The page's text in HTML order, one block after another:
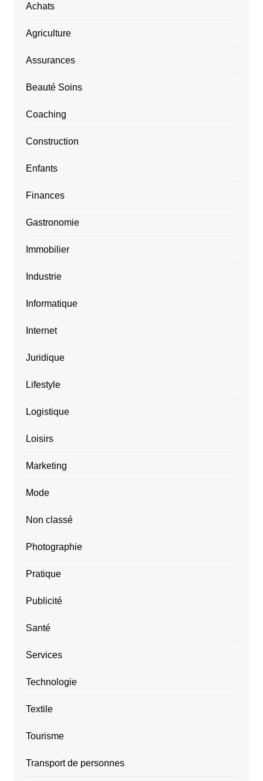
Achats
Agriculture
Assurances
Beauté Soins
Coaching
Construction
Enfants
Finances
Gastronomie
Immobilier
Industrie
Informatique
Internet
Juridique
Lifestyle
Logistique
Loisirs
Marketing
Mode
Non classé
Photographie
Pratique
Publicité
Santé
Services
Technologie
Textile
Tourisme
Transport de personnes